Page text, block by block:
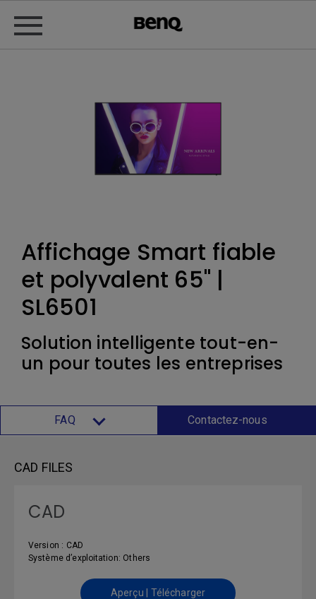
Affichage Smart fiable
et polyvalent 65" |
SL6501
Solution intelligente tout-en-
un pour toutes les entreprises
FAQ Contactez-nous
CAD FILES
CAD
Version : CAD
Système d’exploitation: Others
Aperçu | Télécharger